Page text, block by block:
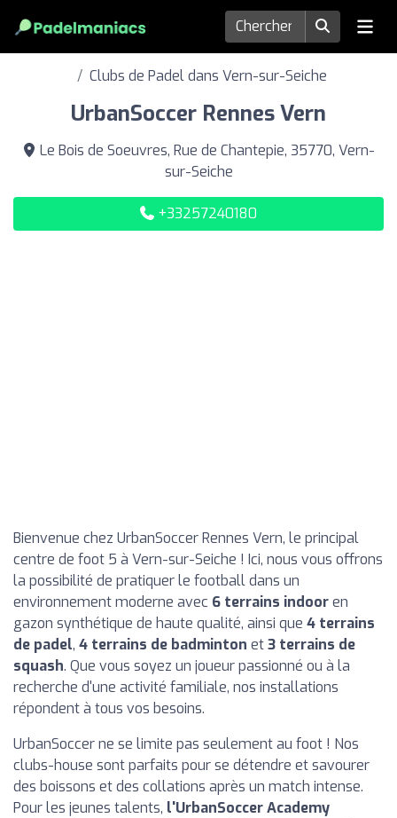
Clubs de Padel dans Vern-sur-Seiche
UrbanSoccer Rennes Vern
Le Bois de Soeuvres, Rue de Chantepie, 35770, Vern-
sur-Seiche
+33257240180
Bienvenue chez UrbanSoccer Rennes Vern, le principal
centre de foot 5 à Vern-sur-Seiche ! Ici, nous vous offrons
la possibilité de pratiquer le football dans un
environnement moderne avec 6 terrains indooren
gazon synthétique de haute qualité, ainsi que 4 terrains
de padel, 4 terrains de badminton et3 terrains de
squash. Que vous soyez un joueur passionné ou à la
recherche d'une activité familiale, nos installations
répondent à tous vos besoins.
UrbanSoccer ne se limite pas seulement au foot ! Nos
clubs-house sont parfaits pour se détendre et savourer
des boissons et des collations après un match intense.
Pour les jeunes talents, l'UrbanSoccer Academy